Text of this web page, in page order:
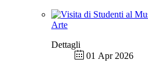
Arte
Dettagli
01 Apr 2026